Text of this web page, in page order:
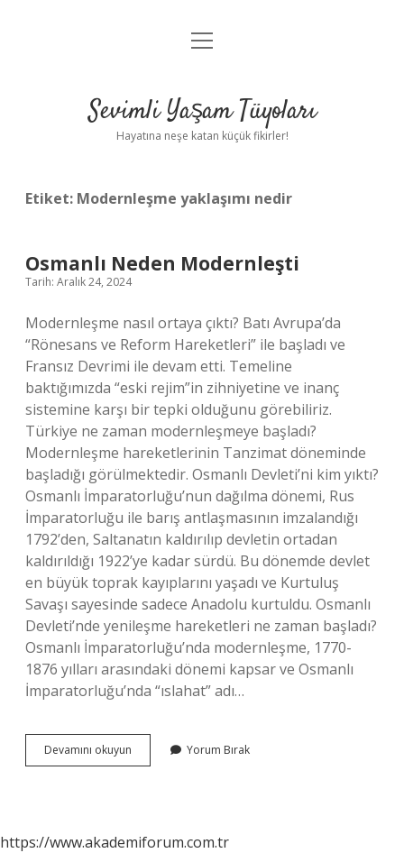
Anasayfa
Yasal Uyarı
menüyü
Sevimli Yaşam Tüyoları
Hayatına neşe katan küçük fikirler!
Etiket: Modernleşme yaklaşımı nedir
Osmanlı Neden Modernleşti
Tarih: Aralık 24, 2024
Modernleşme nasıl ortaya çıktı? Batı Avrupa’da
“Rönesans ve Reform Hareketleri” ile başladı ve
Fransız Devrimi ile devam etti. Temeline
baktığımızda “eski rejim”in zihniyetine ve inanç
sistemine karşı bir tepki olduğunu görebiliriz.
Türkiye ne zaman modernleşmeye başladı?
Modernleşme hareketlerinin Tanzimat döneminde
başladığı görülmektedir. Osmanlı Devleti’ni kim yıktı?
Osmanlı İmparatorluğu’nun dağılma dönemi, Rus
İmparatorluğu ile barış antlaşmasının imzalandığı
1792’den, Saltanatın kaldırılıp devletin ortadan
kaldırıldığı 1922’ye kadar sürdü. Bu dönemde devlet
en büyük toprak kayıplarını yaşadı ve Kurtuluş
Savaşı sayesinde sadece Anadolu kurtuldu. Osmanlı
Devleti’nde yenileşme hareketleri ne zaman başladı?
Osmanlı İmparatorluğu’nda modernleşme, 1770-
1876 yılları arasındaki dönemi kapsar ve Osmanlı
İmparatorluğu’nda “ıslahat” adı…
Devamını okuyun Osmanlı
Neden
Yorum Bırak
https://www.akademiforum.com.tr